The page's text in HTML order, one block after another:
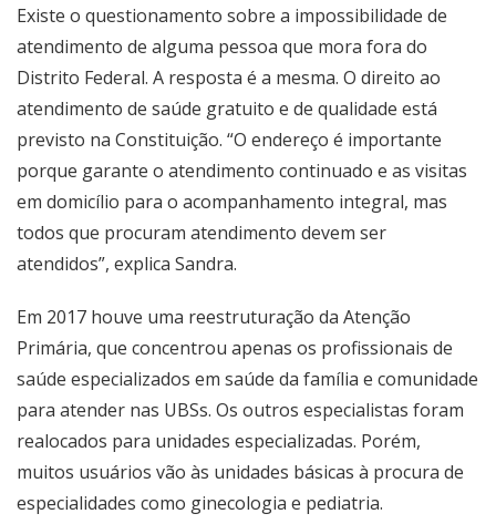
Existe o questionamento sobre a impossibilidade de
atendimento de alguma pessoa que mora fora do
Distrito Federal. A resposta é a mesma. O direito ao
atendimento de saúde gratuito e de qualidade está
previsto na Constituição. “O endereço é importante
porque garante o atendimento continuado e as visitas
em domicílio para o acompanhamento integral, mas
todos que procuram atendimento devem ser
atendidos”, explica Sandra.
Em 2017 houve uma reestruturação da Atenção
Primária, que concentrou apenas os profissionais de
saúde especializados em saúde da família e comunidade
para atender nas UBSs. Os outros especialistas foram
realocados para unidades especializadas. Porém,
muitos usuários vão às unidades básicas à procura de
especialidades como ginecologia e pediatria.